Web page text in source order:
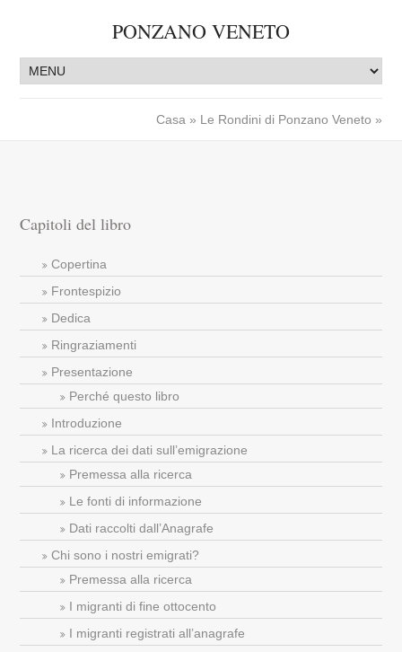
PONZANO VENETO
Casa » Le Rondini di Ponzano Veneto »
Capitoli del libro
Copertina
Frontespizio
Dedica
Ringraziamenti
Presentazione
Perché questo libro
Introduzione
La ricerca dei dati sull’emigrazione
Premessa alla ricerca
Le fonti di informazione
Dati raccolti dall’Anagrafe
Chi sono i nostri emigrati?
Premessa alla ricerca
I migranti di fine ottocento
I migranti registrati all’anagrafe